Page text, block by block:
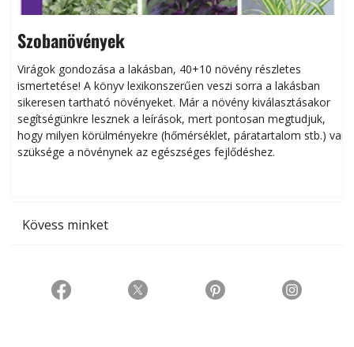
Szobanövények
Virágok gondozása a lakásban, 40+10 növény részletes
ismertetése! A könyv lexikonszerűen veszi sorra a lakásban
sikeresen tart­ha­tó növényeket. Már a növény kiválasztásakor
segítségünkre lesznek a leírások, mert pontosan megtudjuk,
hogy milyen körülményekre (hőmérséklet, páratartalom stb.) van
szüksége a növénynek az egészséges fejlődéshez.
Kövess minket